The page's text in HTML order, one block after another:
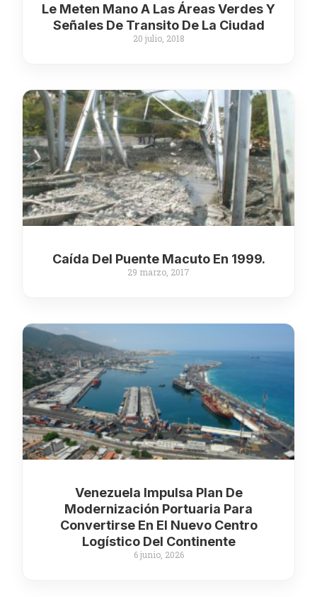
Le Meten Mano A Las Áreas Verdes Y
Señales De Transito De La Ciudad
20 julio, 2018
Caída Del Puente Macuto En 1999.
29 marzo, 2017
Venezuela Impulsa Plan De
Modernización Portuaria Para
Convertirse En El Nuevo Centro
Logístico Del Continente
6 junio, 2026